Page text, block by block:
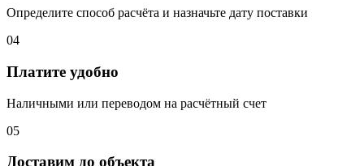
Определите способ расчёта и назначьте дату поставки
04
Платите удобно
Наличными или переводом на расчётный счет
05
Доставим до объекта